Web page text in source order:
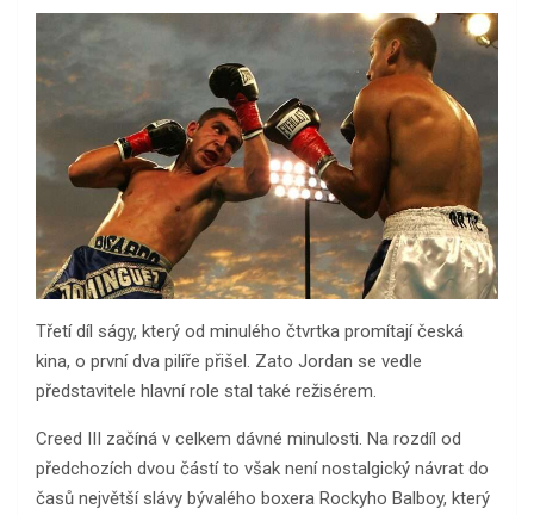
Třetí díl ságy, který od minulého čtvrtka promítají česká
kina, o první dva pilíře přišel. Zato Jordan se vedle
představitele hlavní role stal také režisérem.
Creed III začíná v celkem dávné minulosti. Na rozdíl od
předchozích dvou částí to však není nostalgický návrat do
časů největší slávy bývalého boxera Rockyho Balboy, který